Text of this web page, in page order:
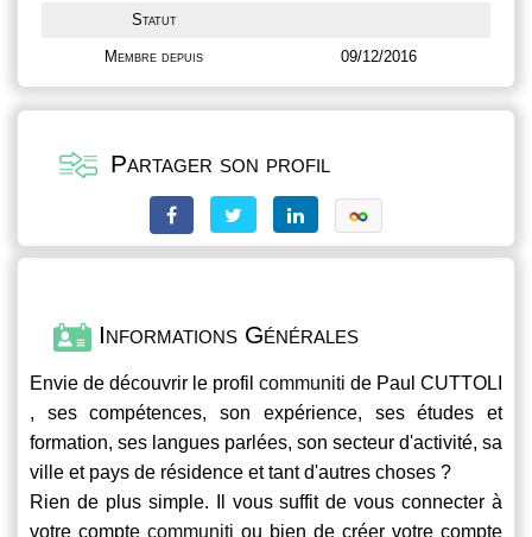
Statut
Membre depuis 09/12/2016
Partager son profil
Informations Générales
Envie de découvrir le profil communiti de Paul CUTTOLI
, ses compétences, son expérience, ses études et
formation, ses langues parlées, son secteur d'activité, sa
ville et pays de résidence et tant d'autres choses ?
Rien de plus simple. Il vous suffit de vous connecter à
votre compte communiti ou bien de créer votre compte